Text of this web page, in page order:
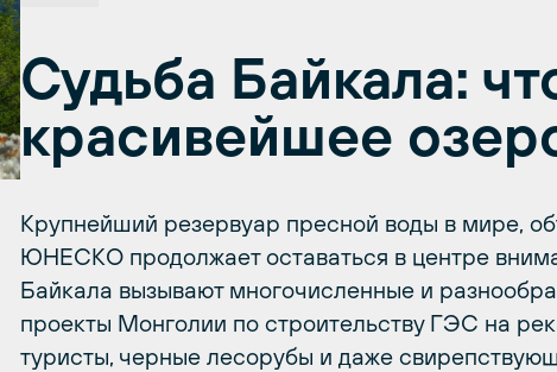
Судьба Байкала:
красивейшее
Крупнейший резервуар пресной воды в мире,
ЮНЕСКО продолжает оставаться в центре
Байкала вызывают многочисленные и
проекты Монголии по строительству ГЭС на
туристы, черные лесорубы и даже